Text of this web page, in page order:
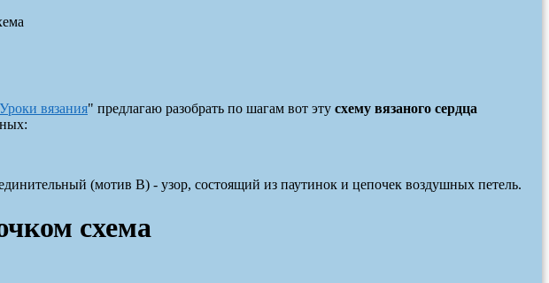
Уроки вязания" предлагаю разобрать по шагам вот эту схему вязаного сердца
(мотив B) - узор, состоящий из паутинок и цепочек воздушных петель.
схема